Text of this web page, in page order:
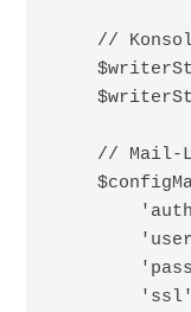
//
// Mail-